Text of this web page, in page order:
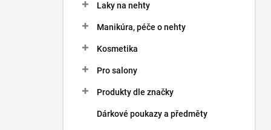
Laky na nehty
Manikúra, péče o nehty
Kosmetika
Pro salony
Produkty dle značky
Dárkové poukazy a předměty